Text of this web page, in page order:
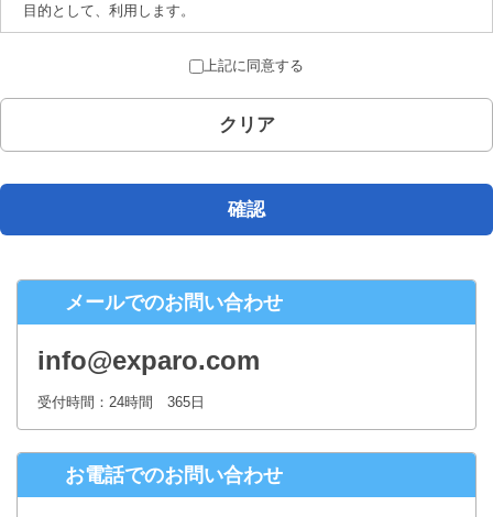
目的として、利用します。
取得した個人情報は、法律上許されている場合を除き、ご本人の了解
を得ることなく第三者に提供することはありません。
個人情報の取扱いの委託について
開示対象個人情報の開示等および問合せ窓口について
ご本人からの求めにより、当社が保有する開示対象個人情報の、利用
す。
株式会社シースクェア 個人情報お問合せ窓口
〒160-0023 東京都新宿区西新宿６丁目１２−１ パークウェストビ
ル１３階
Eメール：info@c-square.co.jp
（受付時間は、平日9時～17時30分 但し、年末年始、夏季休暇は除き
ます。）
個人情報を入力するにあたっての注意事項
上記に同意する
クリア
確認
メールでのお問い合わせ
info@exparo.com
受付時間：24時間 365日
お電話でのお問い合わせ